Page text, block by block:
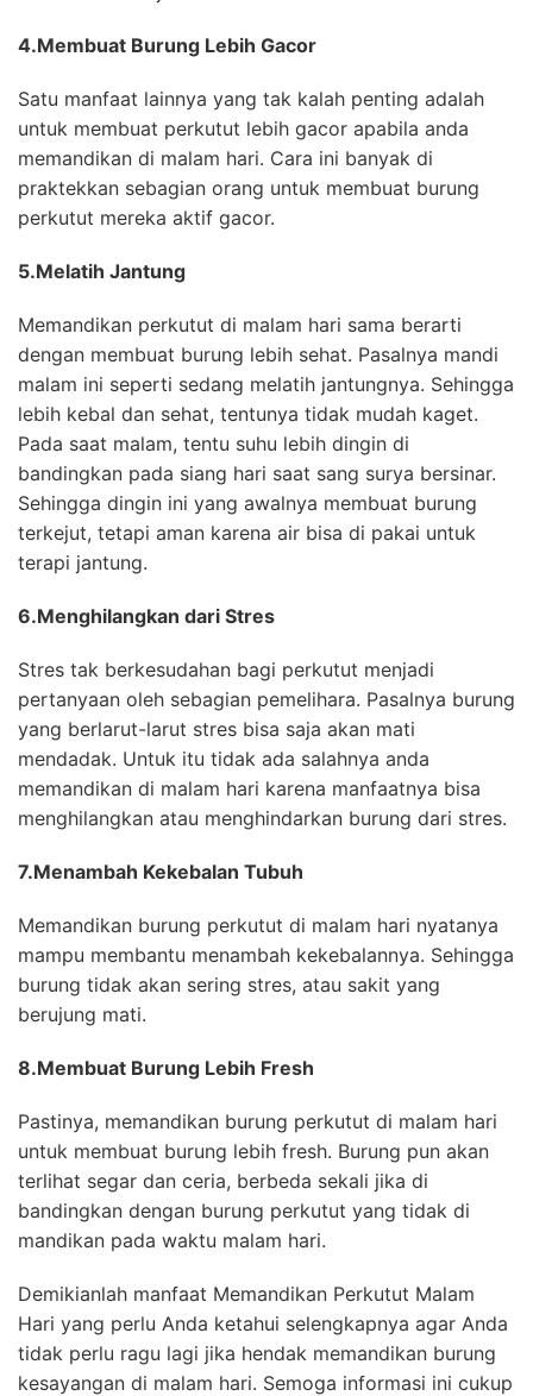
4.Membuat Burung Lebih Gacor
Satu manfaat lainnya yang tak kalah penting adalah
untuk membuat perkutut lebih gacor apabila anda
memandikan di malam hari. Cara ini banyak di
praktekkan sebagian orang untuk membuat burung
perkutut mereka aktif gacor.
5.Melatih Jantung
Memandikan perkutut di malam hari sama berarti
dengan membuat burung lebih sehat. Pasalnya mandi
malam ini seperti sedang melatih jantungnya. Sehingga
lebih kebal dan sehat, tentunya tidak mudah kaget.
Pada saat malam, tentu suhu lebih dingin di
bandingkan pada siang hari saat sang surya bersinar.
Sehingga dingin ini yang awalnya membuat burung
terkejut, tetapi aman karena air bisa di pakai untuk
terapi jantung.
6.Menghilangkan dari Stres
Stres tak berkesudahan bagi perkutut menjadi
pertanyaan oleh sebagian pemelihara. Pasalnya burung
yang berlarut-larut stres bisa saja akan mati
mendadak. Untuk itu tidak ada salahnya anda
memandikan di malam hari karena manfaatnya bisa
menghilangkan atau menghindarkan burung dari stres.
7.Menambah Kekebalan Tubuh
Memandikan burung perkutut di malam hari nyatanya
mampu membantu menambah kekebalannya. Sehingga
burung tidak akan sering stres, atau sakit yang
berujung mati.
8.Membuat Burung Lebih Fresh
Pastinya, memandikan burung perkutut di malam hari
untuk membuat burung lebih fresh. Burung pun akan
terlihat segar dan ceria, berbeda sekali jika di
bandingkan dengan burung perkutut yang tidak di
mandikan pada waktu malam hari.
Demikianlah manfaat Memandikan Perkutut Malam
Hari yang perlu Anda ketahui selengkapnya agar Anda
tidak perlu ragu lagi jika hendak memandikan burung
kesayangan di malam hari. Semoga informasi ini cukup